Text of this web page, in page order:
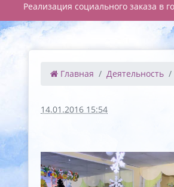
Реализация социального заказа в
Главная Деятельность
14.01.2016 15:54